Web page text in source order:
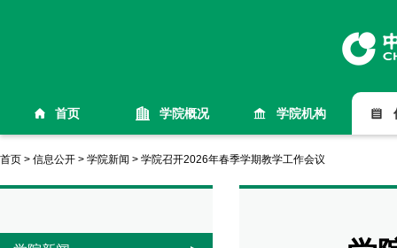
首页 学院概况 学院机构
首页 > 信息公开 > 学院新闻 > 学院召开2026年春季学期教学工作会议